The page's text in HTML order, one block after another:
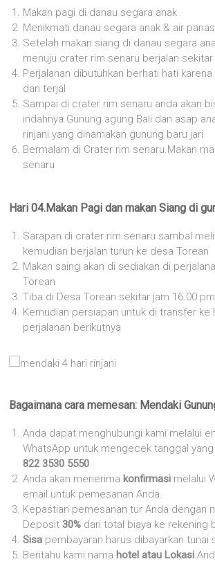
Makan pagi di danau segara anak
Menikmati danau segara anak & air panas
Setelah makan siang di danau segara
menuju crater rim senaru berjalan sekitar
Perjalanan dibutuhkan berhati hati
dan terjal
Sampai di crater rim senaru anda akan
indahnya Gunung agung Bali dan asap
rinjani yang dinamakan gunung baru jari
Bermalam di Crater rim senaru.Makan
senaru
Hari 04.Makan Pagi dan makan Siang di
Sarapan di crater rim senaru sambal
kemudian berjalan turun ke desa Torean
Makan saing akan di sediakan di
Torean
Tiba di Desa Torean sekitar jam 16.00 pm
Kemudian persiapan untuk di transfer ke
perjalanan berikutnya
Bagaimana cara memesan: Mendaki
Anda dapat menghubungi kami melalui
WhatsApp untuk mengecek tanggal
822 3530 5550
Anda akan menerima konfirmasi melalui
email untuk pemesanan Anda.
Kepastian pemesanan tur Anda dengan
Deposit30% dari total biaya ke rekening
Sisa pembayaran harus dibayarkan tunai
Beritahu kami nama hotel atau Lokasi